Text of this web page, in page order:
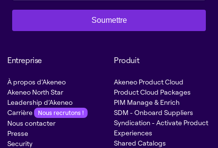
Soumettre
Entreprise
À propos d’Akeneo
Akeneo North Star
Leadership d’Akeneo
Carrière
Nous recrutons !
Nous contacter
Presse
Security
Produit
Akeneo Product Cloud
Product Cloud Packages
PIM Manage & Enrich
SDM - Onboard Suppliers
Syndication - Activate Product
Experiences
Shared Catalogs